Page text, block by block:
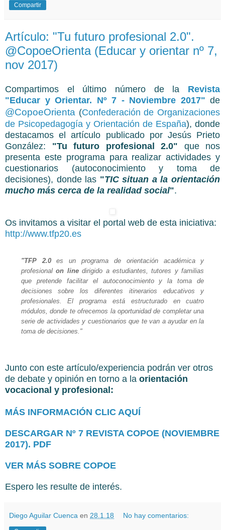
Compartir
Artículo: "Tu futuro profesional 2.0".
@CopoeOrienta (Educar y orientar nº 7,
nov 2017)
Compartimos el último número de la Revista
"Educar y Orientar. Nº 7 - Noviembre 2017" de
@CopoeOrienta (Confederación de Organizaciones
de Psicopedagogía y Orientación de España), donde
destacamos el artículo publicado por Jesús Prieto
González: "Tu futuro profesional 2.0" que nos
presenta este programa para realizar actividades y
cuestionarios (autoconocimiento y toma de
decisiones), donde las "TIC situan a la orientación
mucho más cerca de la realidad social".
Os invitamos a visitar el portal web de esta iniciativa:
http://www.tfp20.es
"TFP 2.0
es un programa de orientación académica y
profesional on line dirigido a estudiantes, tutores y familias
que pretende facilitar el autoconocimiento y la toma de
decisiones sobre los diferentes itinerarios educativos y
profesionales. El programa está estructurado en cuatro
módulos, donde te ofrecemos la oportunidad de completar una
serie de actividades y cuestionarios que te van a ayudar en la
toma de decisiones."
Junto con este artículo/experiencia podrán ver otros
de debate y opinión en torno a la orientación
vocacional y profesional:
MÁS INFORMACIÓN CLIC AQUÍ
DESCARGAR Nº 7 REVISTA COPOE (NOVIEMBRE
2017). PDF
VER MÁS SOBRE COPOE
Espero les resulte de interés.
Diego Aguilar Cuenca en 28.1.18 No hay comentarios: